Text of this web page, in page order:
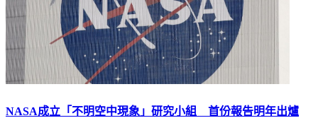
NASA成立「不明空中現象」研究小組 首份報告明年出爐